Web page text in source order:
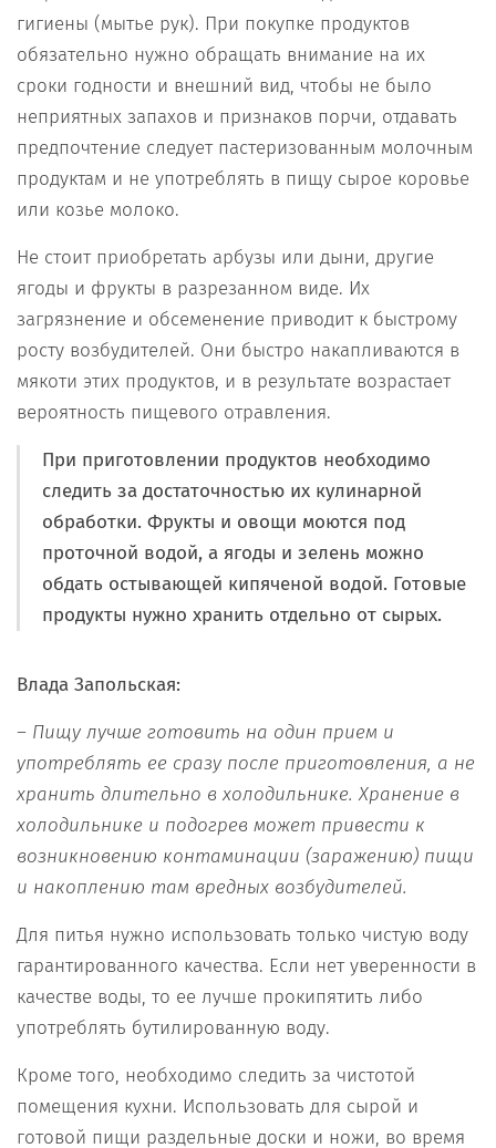
гигиены (мытье рук). При покупке продуктов
обязательно нужно обращать внимание на их
сроки годности и внешний вид, чтобы не было
неприятных запахов и признаков порчи, отдавать
предпочтение следует пастеризованным молочным
продуктам и не употреблять в пищу сырое коровье
или козье молоко.
Не стоит приобретать арбузы или дыни, другие
ягоды и фрукты в разрезанном виде. Их
загрязнение и обсеменение приводит к быстрому
росту возбудителей. Они быстро накапливаются в
мякоти этих продуктов, и в результате возрастает
вероятность пищевого отравления.
При приготовлении продуктов необходимо
следить за достаточностью их кулинарной
обработки. Фрукты и овощи моются под
проточной водой, а ягоды и зелень можно
обдать остывающей кипяченой водой. Готовые
продукты нужно хранить отдельно от сырых.
Влада Запольская:
– Пищу лучше готовить на один прием и
употреблять ее сразу после приготовления, а не
хранить длительно в холодильнике. Хранение в
холодильнике и подогрев может привести к
возникновению контаминации (заражению) пищи
и накоплению там вредных возбудителей.
Для питья нужно использовать только чистую воду
гарантированного качества. Если нет уверенности в
качестве воды, то ее лучше прокипятить либо
употреблять бутилированную воду.
Кроме того, необходимо следить за чистотой
помещения кухни. Использовать для сырой и
готовой пищи раздельные доски и ножи, во время